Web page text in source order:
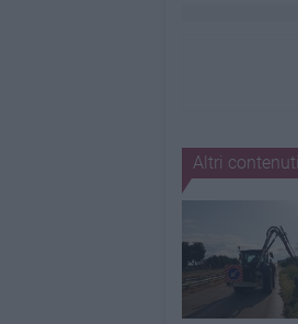
Altri